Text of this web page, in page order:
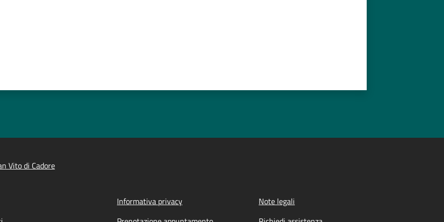
Vito di Cadore
Informativa privacy
Note legali